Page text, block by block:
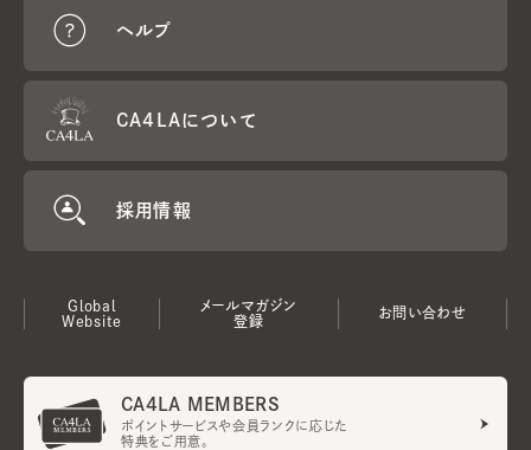
ヘルプ
CA4LAについて
採用情報
Global
Website
メールマガジン
登録
お問い合わせ
CA4LA MEMBERS
ポイントサービスや会員ランクに応じた
特典をご用意。